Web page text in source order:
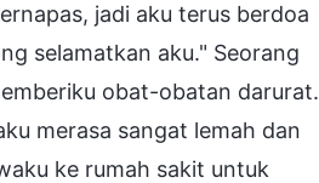
jadi aku terus berdoa
selamatkan aku." Seorang
obat-obatan darurat.
merasa sangat lemah dan
ke rumah sakit untuk